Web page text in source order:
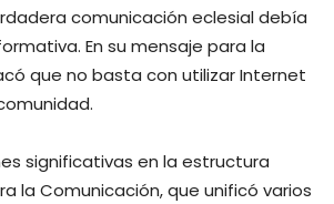
comunicación eclesial debía
En su mensaje para la
que no basta con utilizar Internet
significativas en la estructura
la Comunicación, que unificó varios